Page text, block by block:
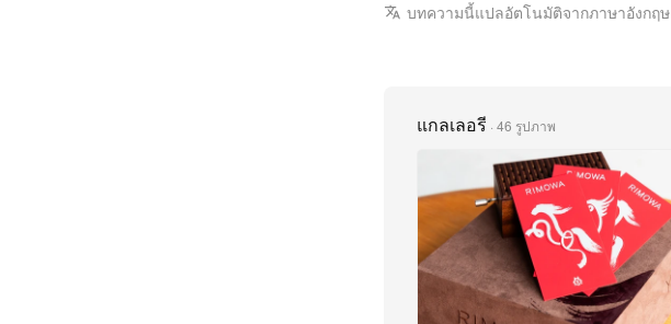
บทความนี้แปลอัตโนมัติจากภาษาอังกฤษ
แกลเลอรี · 46 รูปภาพ